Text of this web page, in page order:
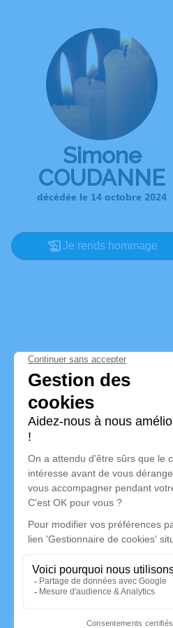
Simone
COUDANNE
décédée le 14 octobre 2024
Je rends hommage